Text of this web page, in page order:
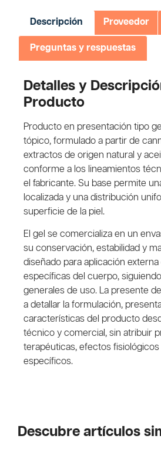
Descripción Proveedor
Preguntas y respuestas
Detalles y
Producto
Producto en presentación tipo
tópico, formulado a partir de
extractos de origen natural y
conforme a los lineamientos
el fabricante. Su base permite
localizada y una distribución
superficie de la piel.
El gel se comercializa en un
su conservación, estabilidad y
diseñado para aplicación
específicas del cuerpo,
generales de uso. La presente
a detallar la formulación,
características del producto
técnico y comercial, sin atribuir
terapéuticas, efectos
específicos.
Descubre artículos